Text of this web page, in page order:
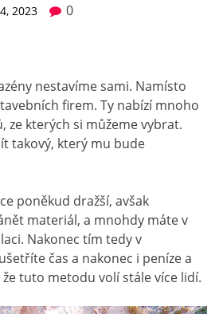
2023 0
nestavíme sami. Namísto
firem. Ty nabízí mnoho
ze kterých si můžeme vybrat.
takový, který mu bude
poněkud dražší, avšak
materiál, a mnohdy máte v
Nakonec tím tedy v
čas a nakonec i peníze a
tuto metodu volí stále více lidí.